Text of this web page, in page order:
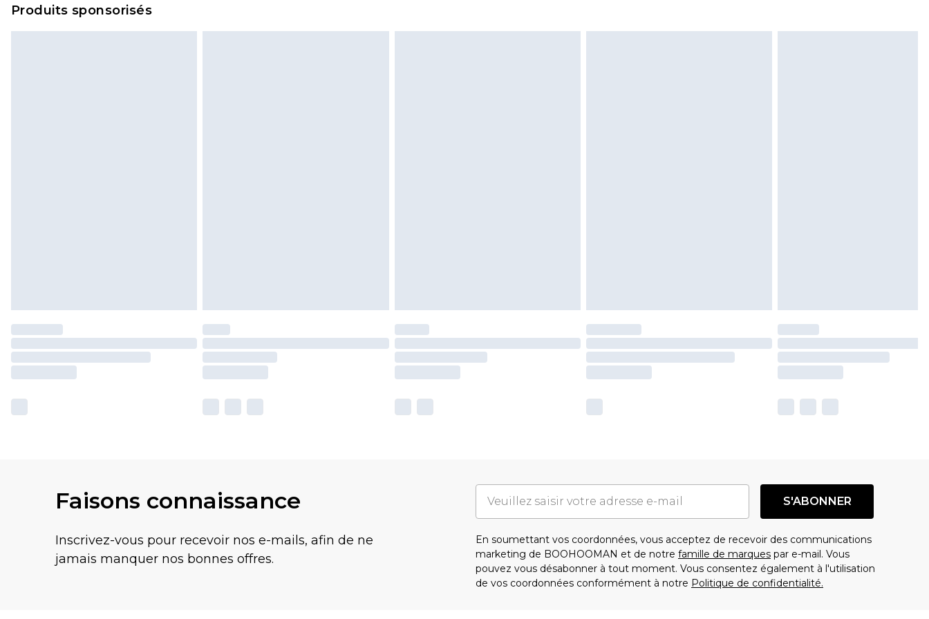
Produits sponsorisés
Faisons connaissance
Inscrivez-vous pour recevoir nos e-mails, afin de ne
jamais manquer nos bonnes offres.
S'ABONNER
En soumettant vos coordonnées, vous acceptez de recevoir des communications
marketing de BOOHOOMAN et de notre famille de marques par e-mail. Vous
pouvez vous désabonner à tout moment. Vous consentez également à l'utilisation
de vos coordonnées conformément à notre Politique de confidentialité.